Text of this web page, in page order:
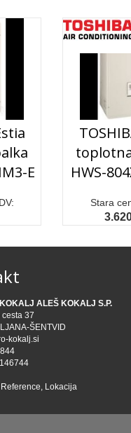
E
HWS-
Stara
ALEŠ KOKALJ S.P.
37
ŠENTVID
kokalj.si
Reference, Lokacija